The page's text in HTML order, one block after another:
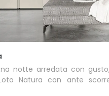
notte arredata con
Natura con ante